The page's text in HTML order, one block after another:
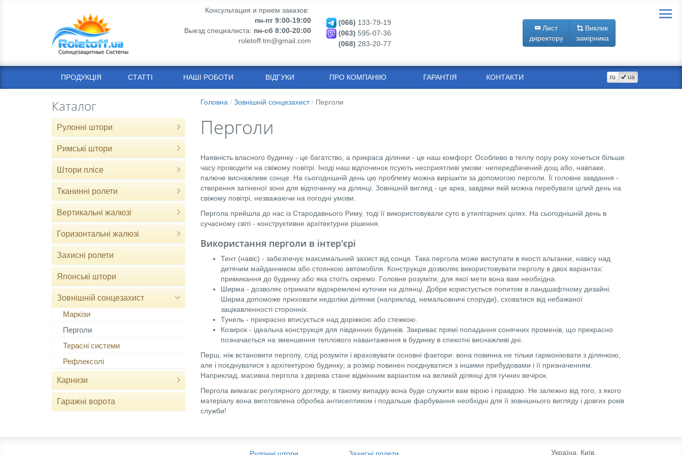
Консультация и прием заказов:
пн-пт 9:00-19:00
Выезд специалиста: пн-сб 8:00-20:00
roletoff.tm@gmail.com
(066) 133-79-19
(063) 595-07-36
(068) 283-20-77
Лист
директору
Виклик
замірника
ПРОДУКЦІЯ СТАТТІ НАШІ РОБОТИ ВІДГУКИ ПРО КОМПАНІЮ ГАРАНТІЯ КОНТАКТИ ru ua
Каталог
Рулонні штори
Римські штори
Штори плісе
Тканинні ролети
Вертикальні жалюзі
Горизонтальні жалюзі
Захисні ролети
Японські штори
Зовнішній сонцезахист
Маркізи
Перголи
Терасні системи
Рефлексолі
Карнизи
Гаражні ворота
Головна Зовнішній сонцезахист Перголи
Перголи
Наявність власного будинку - це багатство, а прикраса ділянки - це наш комфорт. Особливо в теплу пору року хочеться більше
часу проводити на свіжому повітрі. Іноді наш відпочинок псують несприятливі умови: непередбачений дощ або, навпаки,
палюче виснажливе сонце. На сьогоднішній день цю проблему можна вирішити за допомогою перголи. Її головне завдання -
створення затіненої зони для відпочинку на ділянці. Зовнішній вигляд - це арка, завдяки якій можна перебувати цілий день на
свіжому повітрі, незважаючи на погодні умови.
Пергола прийшла до нас із Стародавнього Риму, тоді її використовували суто в утилітарних цілях. На сьогоднішній день в
сучасному світі - конструктивне архітектурне рішення.
Використання перголи в інтер'єрі
Тент (навіс) - забезпечує максимальний захист від сонця. Така пергола може виступати в якості альтанки, навісу над
дитячим майданчиком або стоянкою автомобіля. Конструкція дозволяє використовувати перголу в двох варіантах:
примикання до будинку або яка стоїть окремо. Головне розуміти, для якої мети вона вам необхідна.
Ширма - дозволяє отримати відокремлені куточки на ділянці. Добре користується попитом в ландшафтному дизайні.
Ширма допоможе приховати недоліки ділянки (наприклад, немальовничі споруди), сховатися від небажаної
зацікавленності сторонніх.
Тунель - прекрасно вписується над доріжкою або стежкою.
Козирок - ідеальна конструкція для південних будинків. Закриває прямі попадання сонячних променів, що прекрасно
позначається на зменшення теплового навантаження в будинку в спекотні виснажливі дні.
Перш, ніж встановити перголу, слід розуміти і враховувати основні фактори: вона повинна не тільки гармоніювати з ділянкою,
але і поєднуватися з архітектурою будинку; а розмір повинен поєднуватися з іншими прибудовами і її призначенням.
Наприклад, масивна пергола з дерева стане відмінним варіантом на великій ділянці для гучних вечірок.
Пергола вимагає регулярного догляду, в такому випадку вона буде служити вам вірою і правдою. Не залежно від того, з якого
матеріалу вона виготовлена ​​обробка антисептиком і подальше фарбування необхідні для її зовнішнього вигляду і довгих років
служби!
Рулонні штори Захисні ролети Україна, Київ,